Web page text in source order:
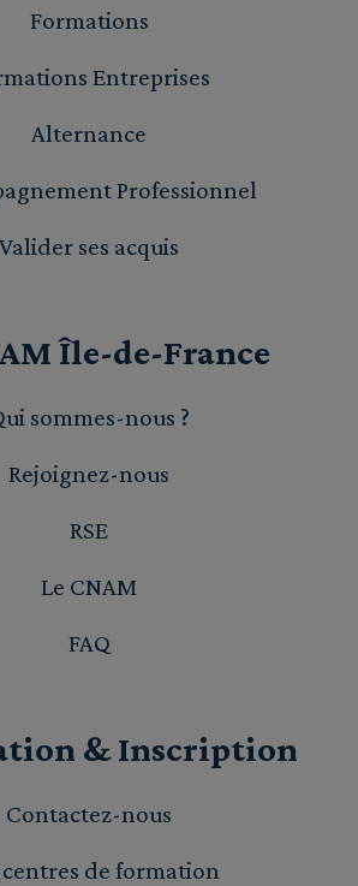
Formations
Entreprises
Alternance
Professionnel
Valider ses acquis
Île-de-France
sommes-nous ?
Rejoignez-nous
RSE
Le CNAM
FAQ
& Inscription
Contactez-nous
centres de formation